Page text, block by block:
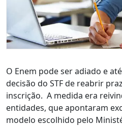
O Enem pode ser adiado e
decisão do STF de reabrir
inscrição. A medida era
entidades, que apontaram
modelo escolhido pelo